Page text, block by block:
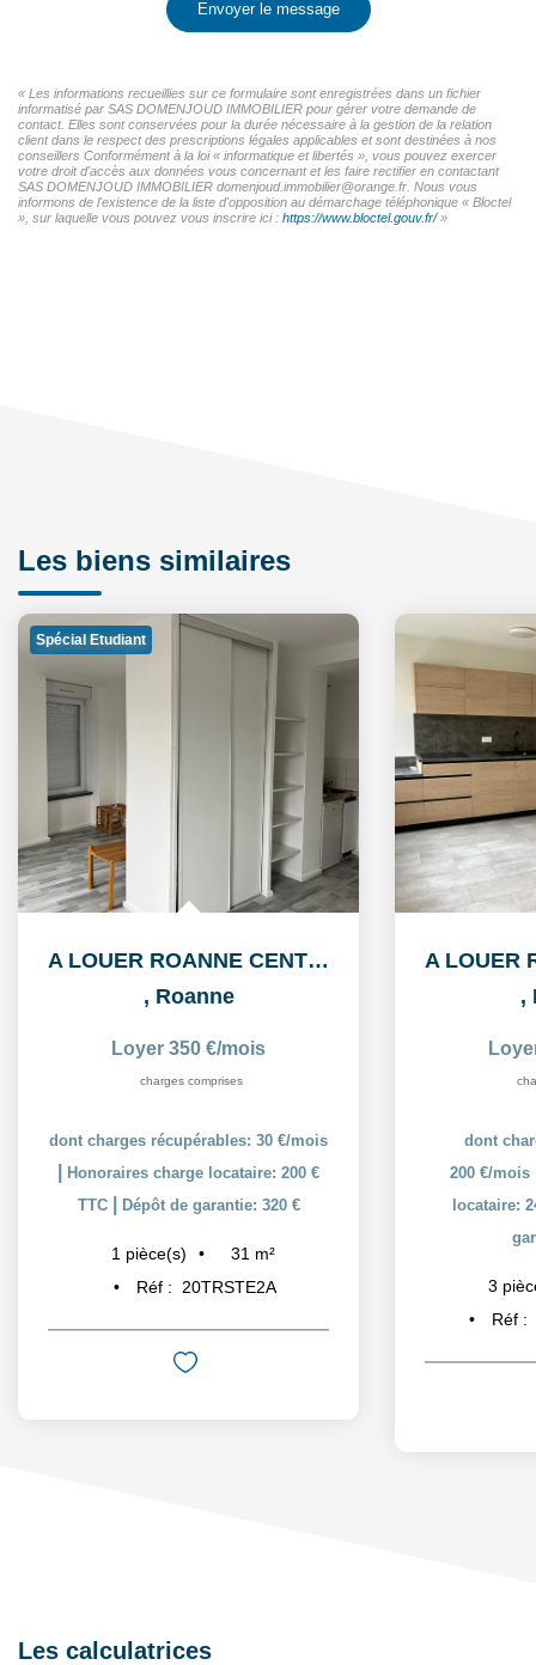
Envoyer le message
« Les informations recueillies sur ce formulaire sont enregistrées dans un fichier
informatisé par SAS DOMENJOUD IMMOBILIER pour gérer votre demande de
contact. Elles sont conservées pour la durée nécessaire à la gestion de la relation
client dans le respect des prescriptions légales applicables et sont destinées à nos
conseillers Conformément à la loi « informatique et libertés », vous pouvez exercer
votre droit d'accès aux données vous concernant et les faire rectifier en contactant
SAS DOMENJOUD IMMOBILIER domenjoud.immobilier@orange.fr. Nous vous
informons de l'existence de la liste d'opposition au démarchage téléphonique « Bloctel
», sur laquelle vous pouvez vous inscrire ici : https://www.bloctel.gouv.fr/»
Les biens similaires
Spécial Etudiant
A LOUER ROANNE CENTRE HISTORIQUE STUDIO DE 30 m2
, Roanne
Loyer 350 €/mois
charges comprises
dont charges récupérables: 30 €/mois
Honoraires charge locataire: 200 €
TTC
Dépôt de garantie: 320 €
1 pièce(s) 31 m²
Réf :
20TRSTE2A
,
dont
200 €/mois
locataire:
3
Réf :
Les calculatrices